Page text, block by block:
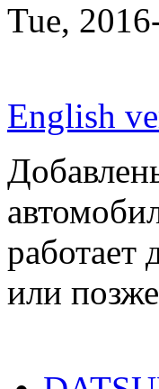
Tue,
English
работает
или